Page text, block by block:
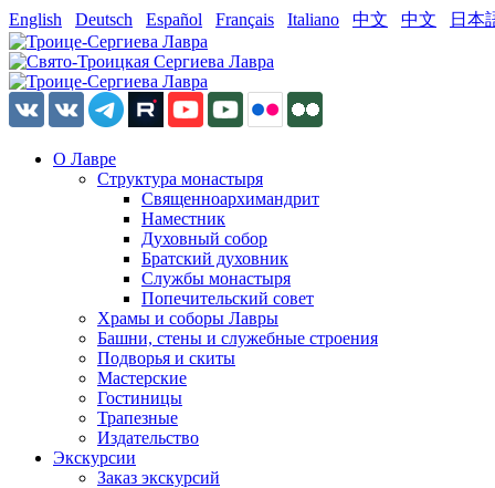
English Deutsch Español Français Italiano 中文 中文 日本
О Лавре
Структура монастыря
Священноархимандрит
Наместник
Духовный собор
Братский духовник
Службы монастыря
Попечительский совет
Храмы и соборы Лавры
Башни, стены и служебные строения
Подворья и скиты
Мастерские
Гостиницы
Трапезные
Издательство
Экскурсии
Заказ экскурсий